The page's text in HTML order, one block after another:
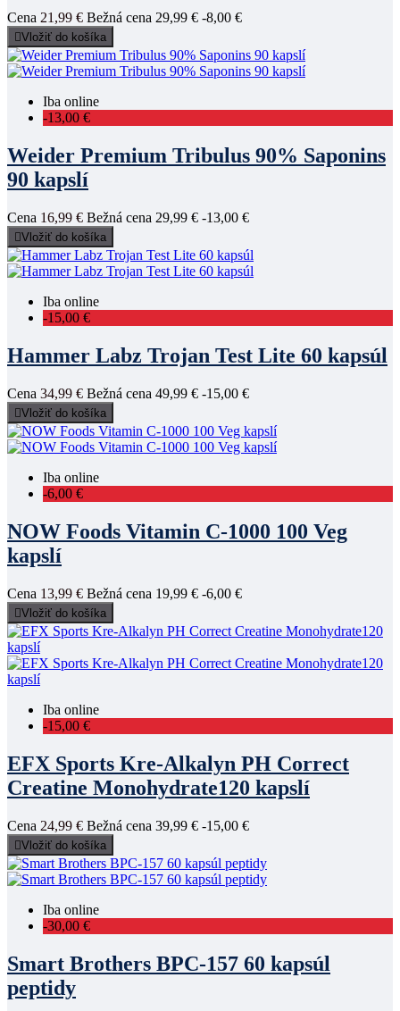
Cena 21,99 € Bežná cena 29,99 € -8,00 €
Vložiť do košíka
Iba online
-13,00 €
Weider Premium Tribulus 90% Saponins
90 kapslí
Cena 16,99 € Bežná cena 29,99 € -13,00 €
Vložiť do košíka
Iba online
-15,00 €
Hammer Labz Trojan Test Lite 60 kapsúl
Cena 34,99 € Bežná cena 49,99 € -15,00 €
Vložiť do košíka
Iba online
-6,00 €
NOW Foods Vitamin C-1000 100 Veg
kapslí
Cena 13,99 € Bežná cena 19,99 € -6,00 €
Vložiť do košíka
Iba online
-15,00 €
EFX Sports Kre-Alkalyn PH Correct
Creatine Monohydrate120 kapslí
Cena 24,99 € Bežná cena 39,99 € -15,00 €
Vložiť do košíka
Iba online
-30,00 €
Smart Brothers BPC-157 60 kapsúl
peptidy